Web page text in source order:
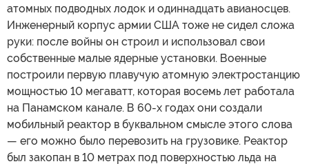
атомных подводных лодок и одиннадцать авианосцев.
Инженерный корпус армии США тоже не сидел сложа
руки: после войны он строил и использовал свои
собственные малые ядерные установки. Военные
построили первую плавучую атомную электростанцию
мощностью 10 мегаватт, которая восемь лет работала
на Панамском канале. В 60-х годах они создали
мобильный реактор в буквальном смысле этого слова
— его можно было перевозить на грузовике. Реактор
был закопан в 10 метрах под поверхностью льда на